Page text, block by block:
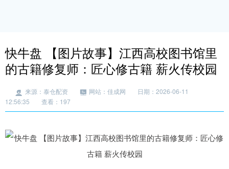
快牛盘 【图片故事】江西高校图书馆里
的古籍修复师：匠心修古籍 薪火传校园
来源：泰仓配资 网站：佳成网
日期：2026-06-11
12:56:35
查看：197